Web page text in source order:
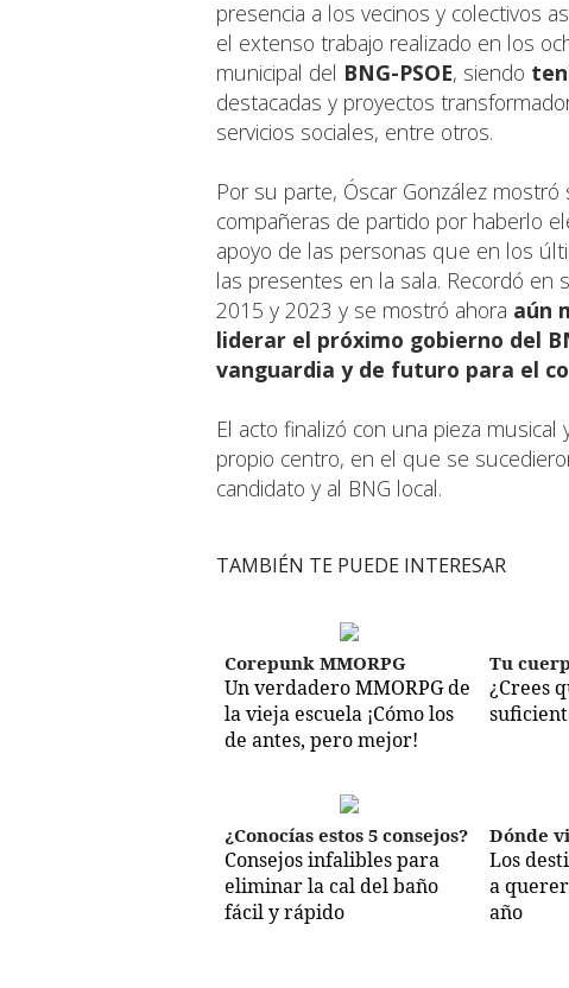
presencia a los vecinos y colectivos
el extenso trabajo realizado en los
municipal del BNG-PSOE, siendo
destacadas y proyectos
servicios sociales, entre otros.
Por su parte, Óscar González
compañeras de partido por haberlo
apoyo de las personas que en los
las presentes en la sala. Recordó en
2015 y 2023 y se mostró ahora aún
liderar el próximo gobierno del
vanguardia y de futuro para el
El acto finalizó con una pieza
propio centro, en el que se
candidato y al BNG local.
TAMBIÉN TE PUEDE INTERESAR
Corepunk MMORPG
Un verdadero MMORPG de
la vieja escuela ¡Cómo los
de antes, pero mejor!
Tu
¿Crees
¿Conocías estos 5 consejos?
Consejos infalibles para
eliminar la cal del baño
fácil y rápido
Dónde
Los
a
año